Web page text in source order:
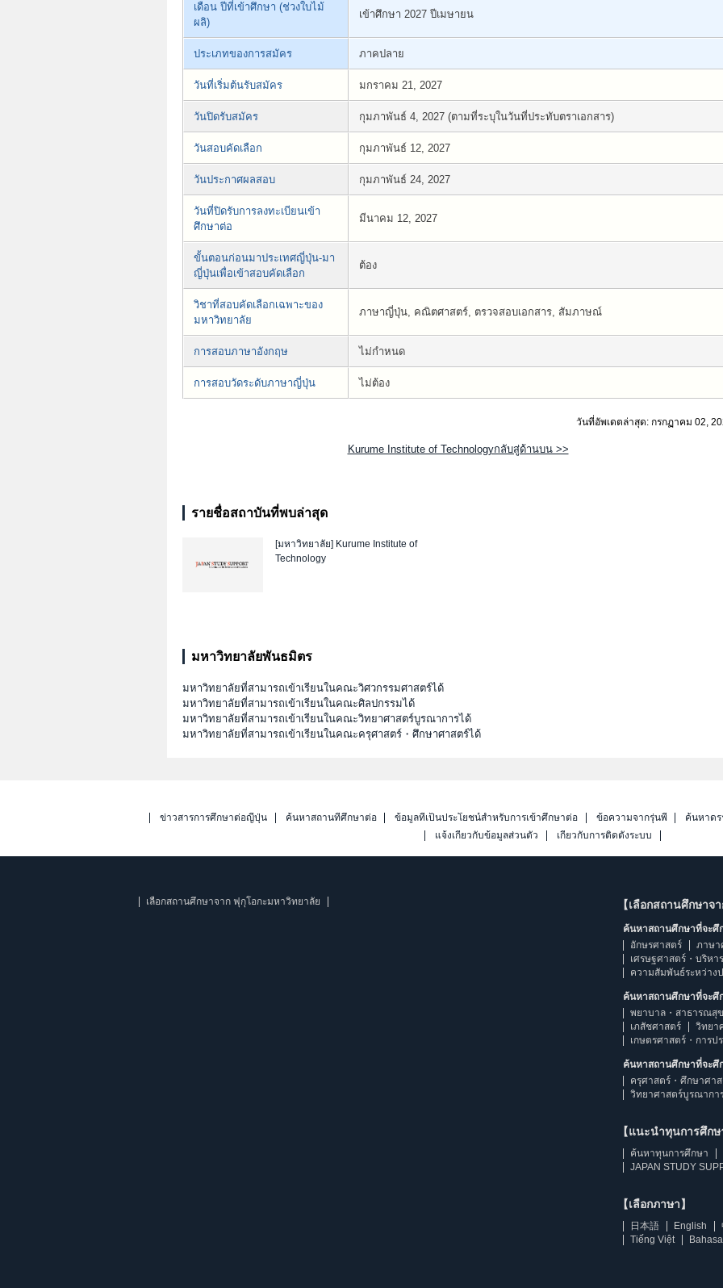
เดือน ปีที่เข้าศึกษา (ช่วงใบไม้
ผลิ)
เข้าศึกษา 2027 ปีเมษายน
ประเภทของการสมัคร ภาคปลาย
วันที่เริ่มต้นรับสมัคร มกราคม 21, 2027
วันปิดรับสมัคร กุมภาพันธ์ 4, 2027 (ตามที่ระบุในวันที่ประทับตราเอกสาร)
วันสอบคัดเลือก กุมภาพันธ์ 12, 2027
วันประกาศผลสอบ กุมภาพันธ์ 24, 2027
วันที่ปิดรับการลงทะเบียนเข้า
ศึกษาต่อ
มีนาคม 12, 2027
ขั้นตอนก่อนมาประเทศญี่ปุ่น-มา
ญี่ปุ่นเพื่อเข้าสอบคัดเลือก
ต้อง
วิชาที่สอบคัดเลือกเฉพาะของ
มหาวิทยาลัย
ภาษาญี่ปุ่น, คณิตศาสตร์, ตรวจสอบเอกสาร, สัมภาษณ์
การสอบภาษาอังกฤษ ไม่กำหนด
การสอบวัดระดับภาษาญี่ปุ่น ไม่ต้อง
วันที่อัพเดตล่าสุด: กรกฏาคม 02,
Kurume Institute of Technologyกลับสู่ด้านบน >>
รายชื่อสถาบันที่พบล่าสุด
[มหาวิทยาลัย] Kurume Institute of
Technology
มหาวิทยาลัยพันธมิตร
มหาวิทยาลัยที่สามารถเข้าเรียนในคณะวิศวกรรมศาสตร์ได้
มหาวิทยาลัยที่สามารถเข้าเรียนในคณะศิลปกรรมได้
มหาวิทยาลัยที่สามารถเข้าเรียนในคณะวิทยาศาสตร์บูรณาการได้
มหาวิทยาลัยที่สามารถเข้าเรียนในคณะครุศาสตร์・ศึกษาศาสตร์ได้
ข่าวสารการศึกษาต่อญี่ปุ่น ค้นหาสถานที่ศึกษาต่อ ข้อมูลที่เป็นประโยชน์สำหรับการเข้าศึกษาต่อ ข้อความจากรุ่นพี่
ค้นหาด
แจ้งเกี่ยวกับข้อมูลส่วนตัว
เกี่ยวกับการติดตั้งระบบ
เลือกสถานศึกษาจาก ฟุกุโอกะมหาวิทยาลัย 【เลือกสถานศึกษาจ
ค้นหาสถานศึกษาที่จะศึ
อักษรศาสตร์
ภาษา
เศรษฐศาสตร์・บริห
ความสัมพันธ์ระหว่าง
ค้นหาสถานศึกษาที่จะศึ
พยาบาล・สาธารณสุ
เภสัชศาสตร์
วิทยา
เกษตรศาสตร์・การป
ค้นหาสถานศึกษาที่จะศึ
ครุศาสตร์・ศึกษาศา
วิทยาศาสตร์บูรณากา
【แนะนำทุนการศึกษ
ค้นหาทุนการศึกษา
JAPAN STUDY
【เลือกภาษา】
日本語 English
Tiếng Việt